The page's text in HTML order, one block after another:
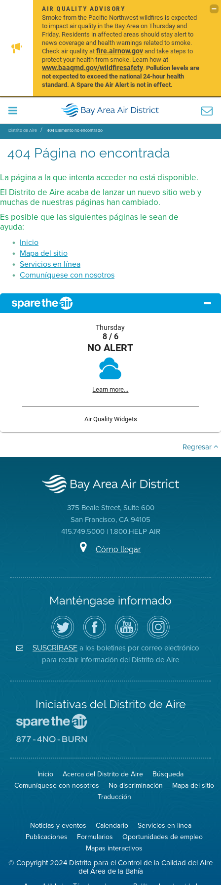
AIR QUALITY ADVISORY
Smoke from the Pacific Northwest wildfires is expected
to impact air quality in the Bay Area on Thursday and
Friday. Residents in affected areas should stay alert to
news coverage and health warnings related to smoke.
Check air quality atfire.airnow.govand take steps to
protect your health from smoke. Learn how at
www.baaqmd.gov/wildfiresafety.Pollution levels are
not expected to exceed the national 24-hour health
standard. A Spare the Air Alert is not in effect.
Distrito de Aire 404 Elemento no encontrado
404 Página no encontrada
La página a la que intenta acceder no está disponible.
El Distrito de Aire acaba de lanzar un nuevo sitio web y
muchas de nuestras páginas han cambiado.
Es posible que las siguientes páginas le sean de
ayuda:
Inicio
Mapa del sitio
Servicios en línea
Comuníquese con nosotros
Thursday
8 / 6
NO ALERT
Learn more...
Air Quality Widgets
Regresar
375 Beale Street, Suite 600
San Francisco, CA 94105
415.749.5000 | 1.800.HELP AIR
Cómo llegar
Manténgase informado
Siga
el
Distrito
de
Aire
en
Twitter
Visite
la
página
de
Facebook
del
Distrito
Canal
de
YouTube
del
Distrito
de
Aire
Air
District
on
Instagram
SUSCRÍBASE a los boletines por correo electrónico
para recibir información del Distrito de Aire
Iniciativas del Distrito de Aire
Spare
Air
el
aire)
sitio
8774
Burn
Inicio Acerca del Distrito de Aire
Búsqueda
Comuníquese con nosotros
No discriminación
Mapa del sitio
Traducción
Noticias y eventos Calendario
Servicios en línea
Publicaciones
Formularios
Oportunidades de empleo
Mapas interactivos
© Copyright 2024 Distrito para el Control de la Calidad del Aire
del Área de la Bahía